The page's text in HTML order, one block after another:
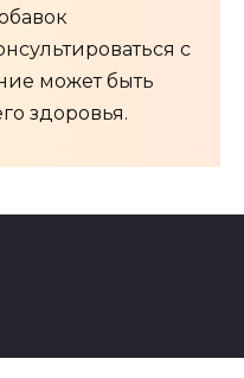
с
может быть
здоровья.